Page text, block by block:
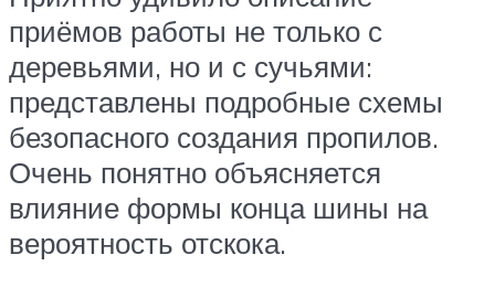
приёмов работы не только с
деревьями, но и с сучьями:
представлены подробные схемы
безопасного создания пропилов.
Очень понятно объясняется
влияние формы конца шины на
вероятность отскока.